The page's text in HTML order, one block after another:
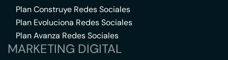
Plan Construye Redes Sociales
Plan Evoluciona Redes Sociales
Plan Avanza Redes Sociales
MARKETING DIGITAL